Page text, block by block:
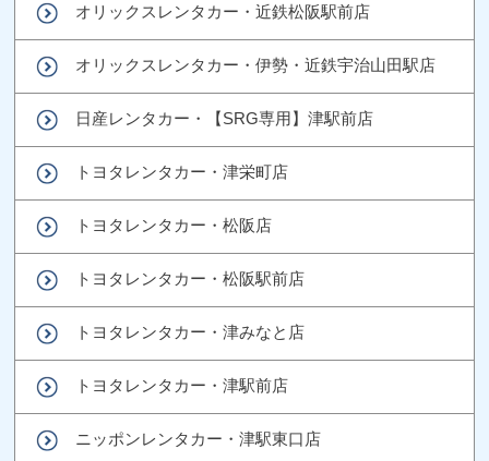
オリックスレンタカー・近鉄松阪駅前店
オリックスレンタカー・伊勢・近鉄宇治山田駅店
日産レンタカー・【SRG専用】津駅前店
トヨタレンタカー・津栄町店
トヨタレンタカー・松阪店
トヨタレンタカー・松阪駅前店
トヨタレンタカー・津みなと店
トヨタレンタカー・津駅前店
ニッポンレンタカー・津駅東口店